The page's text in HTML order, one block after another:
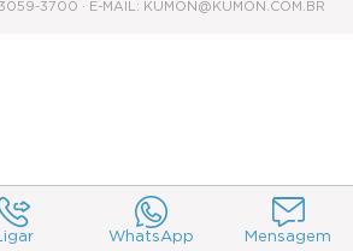
WhatsApp Mensagem
3059-3700 · E-MAIL: KUMON@KUMON.COM.BR